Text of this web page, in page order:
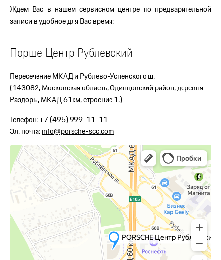
Ждем Вас в нашем сервисном центре по предварительной
записи в удобное для Вас время:
Порше Центр Рублевский
Пересечение МКАД и Рублево-Успенского ш.
(143082, Московская область, Одинцовский район, деревня
Раздоры, МКАД 61км, строение 1.)
Телефон:+7 (495) 999-11-11
Эл. почта:info@porsche-scc.com